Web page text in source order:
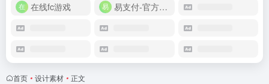
在线fc游戏
易支付-官方网站
首页 • 设计素材 • 正文